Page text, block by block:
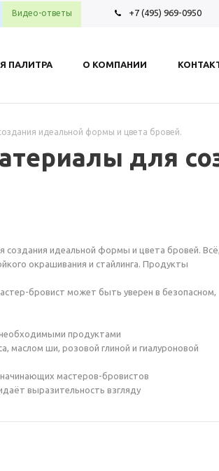
Видео-ответы +7 (495) 969-0950
ПАЛИТРА О КОМПАНИИ
идеальной формы и цвета бровей.
для
создания идеальной формы и цвета бровей. Всё,
окрашивания и стайлинга. Продукты
бровист может быть уверен в безопасном,
продуктами
маслом ши, розовой глиной и гиалуроновой
мастеров-бровистов
выразительность взгляду